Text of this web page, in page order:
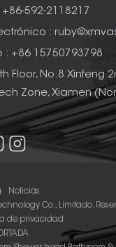
ayuda a
para
toallas a
que los
en un
elegante
baño
+86-592-2118217
:
: +86 15750793798
Floor, No.8 Xinfeng
Zone, Xiamen
Noticias
Co., Limitado.
de privacidad